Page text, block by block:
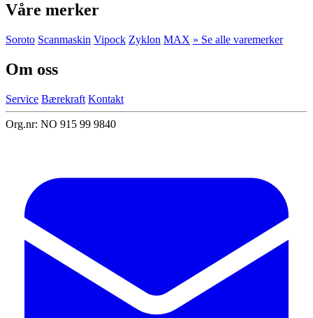
Våre merker
Soroto Scanmaskin Vipock Zyklon MAX » Se alle varemerker
Om oss
Service Bærekraft Kontakt
Org.nr: NO 915 99 9840